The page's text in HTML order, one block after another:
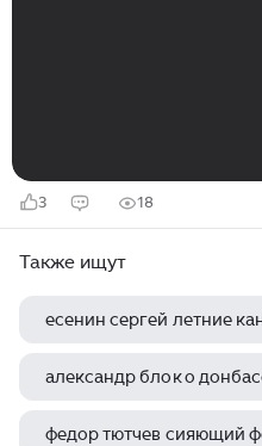
3 18
Также ищут
есенин сергей летние
александр блок о
федор тютчев сияющий